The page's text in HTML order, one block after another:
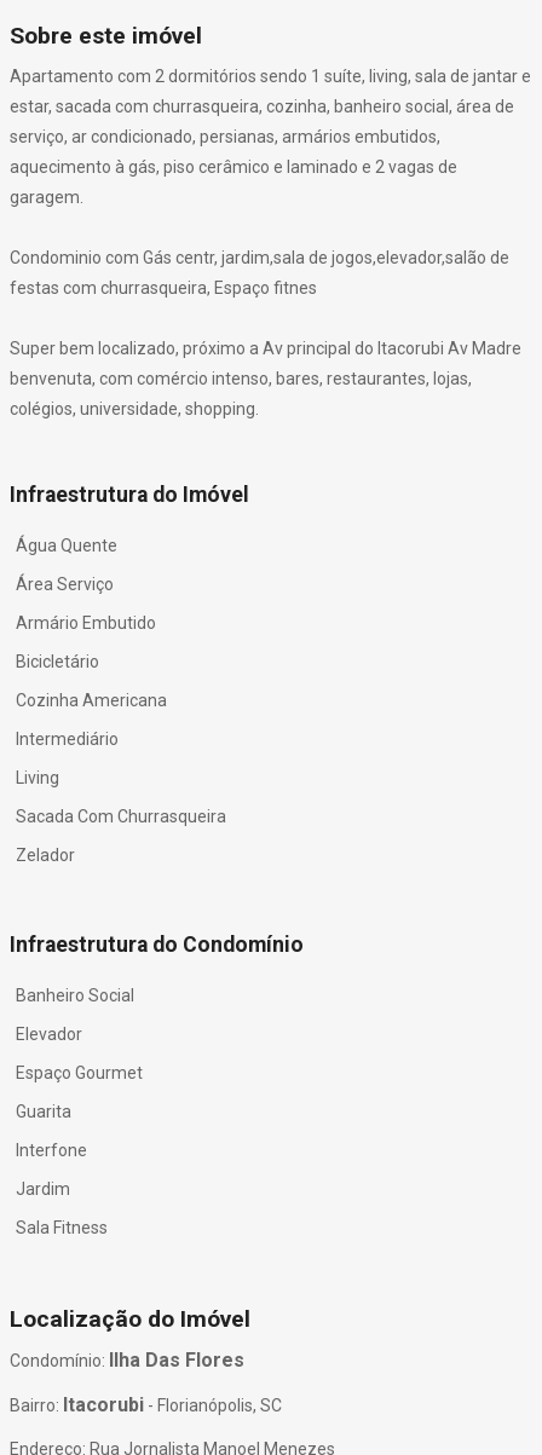
Sobre este imóvel
Apartamento com 2 dormitórios sendo 1 suíte, living, sala de jantar e
estar, sacada com churrasqueira, cozinha, banheiro social, área de
serviço, ar condicionado, persianas, armários embutidos,
aquecimento à gás, piso cerâmico e laminado e 2 vagas de
garagem.
Condominio com Gás centr, jardim,sala de jogos,elevador,salão de
festas com churrasqueira, Espaço fitnes
Super bem localizado, próximo a Av principal do Itacorubi Av Madre
benvenuta, com comércio intenso, bares, restaurantes, lojas,
colégios, universidade, shopping.
Infraestrutura do Imóvel
Água Quente
Área Serviço
Armário Embutido
Bicicletário
Cozinha Americana
Intermediário
Living
Sacada Com Churrasqueira
Zelador
Infraestrutura do Condomínio
Banheiro Social
Elevador
Espaço Gourmet
Guarita
Interfone
Jardim
Sala Fitness
Localização do Imóvel
Condomínio: Ilha Das Flores
Bairro: Itacorubi - Florianópolis, SC
Endereço: Rua Jornalista Manoel Menezes